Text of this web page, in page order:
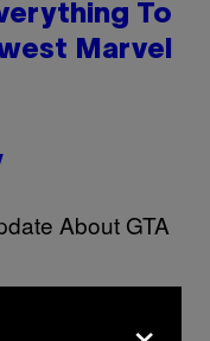
To
Marvel